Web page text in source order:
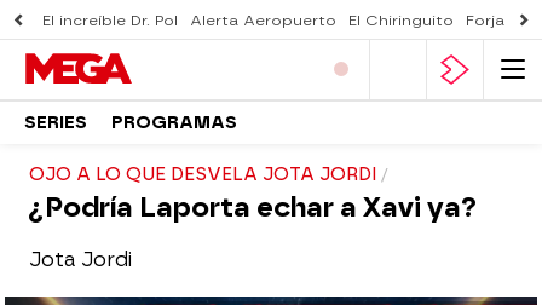
El increíble Dr. Pol Alerta Aeropuerto El Chiringuito Forjado
SERIES PROGRAMAS
OJO A LO QUE DESVELA JOTA JORDI
¿Podría Laporta echar a Xavi ya?
Jota Jordi